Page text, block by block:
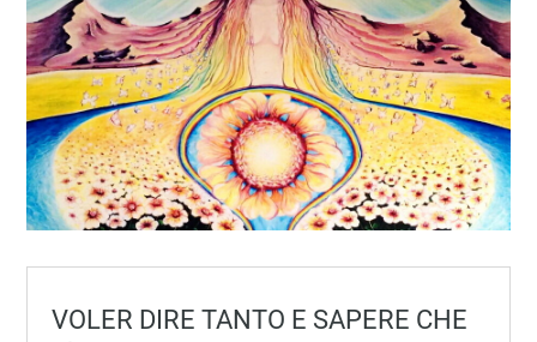
VOLER DIRE TANTO E SAPERE CHE